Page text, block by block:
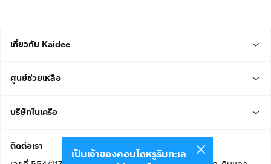
เกี่ยวกับ Kaidee
ศูนย์ช่วยเหลือ
บริษัทในเครือ
ติดต่อเรา
เป็นเจ้าของคอนโดหรูริมทะเล